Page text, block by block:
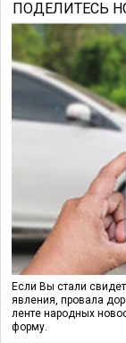
ПОДЕЛИТЕСЬ
Если Вы стали
явления, провала
ленте народных
форму.